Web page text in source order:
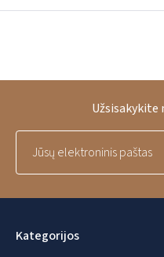
Kategorijos
Užsisakykite